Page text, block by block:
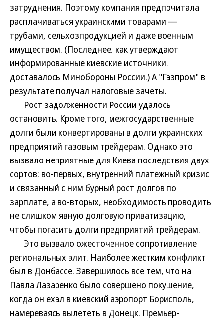
затруднения. Поэтому компания предпочитала
расплачиваться украинскими товарами —
трубами, сельхозпродукцией и даже военным
имуществом. (Последнее, как утверждают
информированные киевские источники,
доставалось Минобороны России.) А "Газпром" в
результате получал налоговые зачеты.
Рост задолженности России удалось
остановить. Кроме того, межгосударственные
долги были конвертированы в долги украинских
предприятий газовым трейдерам. Однако это
вызвало неприятные для Киева последствия двух
сортов: во-первых, внутренний платежный кризис
и связанный с ним бурный рост долгов по
зарплате, а во-вторых, необходимость проводить
не слишком явную долговую приватизацию,
чтобы погасить долги предприятий трейдерам.
Это вызвало ожесточенное сопротивление
региональных элит. Наиболее жестким конфликт
был в Донбассе. Завершилось все тем, что на
Павла Лазаренко было совершено покушение,
когда он ехал в киевский аэропорт Борисполь,
намереваясь вылететь в Донецк. Премьер-